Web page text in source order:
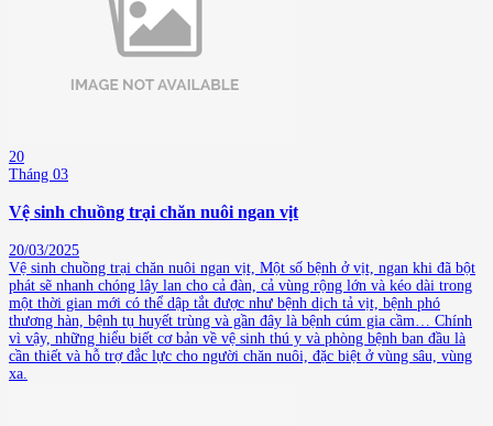
20
Tháng 03
Vệ sinh chuồng trại chăn nuôi ngan vịt
20/03/2025
Vệ sinh chuồng trại chăn nuôi ngan vịt, Một số bệnh ở vịt, ngan khi đã bột
phát sẽ nhanh chóng lây lan cho cả đàn, cả vùng rộng lớn và kéo dài trong
một thời gian mới có thể dập tắt được như bệnh dịch tả vịt, bệnh phó
thương hàn, bệnh tụ huyết trùng và gần đây là bệnh cúm gia cầm… Chính
vì vậy, những hiểu biết cơ bản về vệ sinh thú y và phòng bệnh ban đầu là
cần thiết và hỗ trợ đắc lực cho người chăn nuôi, đặc biệt ở vùng sâu, vùng
xa.